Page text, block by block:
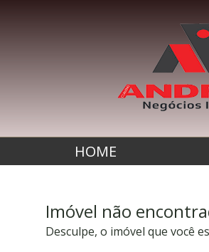
HOME
Imóvel não
Desculpe, o imóvel que você